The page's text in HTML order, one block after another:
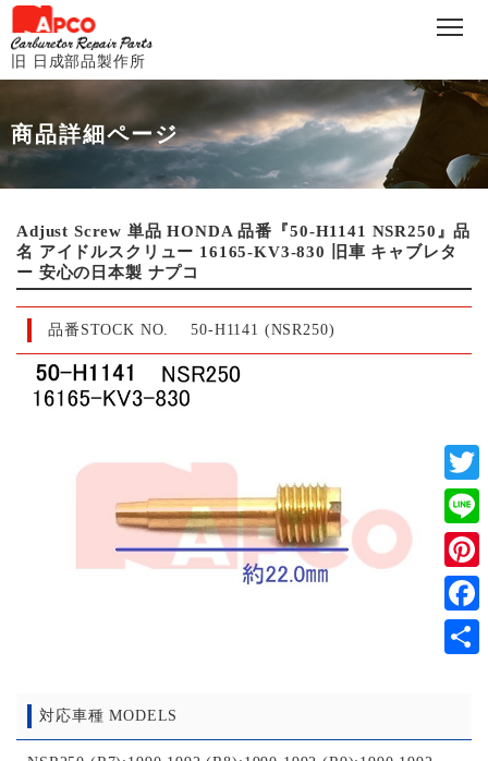
旧 日成部品製作所
商品詳細ページ
Adjust Screw 単品 HONDA 品番『50-H1141 NSR250』品
名 アイドルスクリュー 16165-KV3-830 旧車 キャブレタ
ー 安心の日本製 ナプコ
品番STOCK NO. 50-H1141 (NSR250)
対応車種 MODELS
Line